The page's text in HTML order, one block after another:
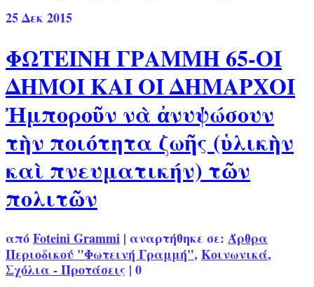
25Δεκ 2015
ΦΩΤΕΙΝΗ ΓΡΑΜΜΗ 65-ΟΙ
ΔΗΜΟΙ ΚΑΙ ΟΙ ΔΗΜΑΡΧΟΙ
Ἠμποροῦν νὰ ἀνυψώσουν
τὴν ποιότητα ζωῆς (ὑλικὴν
καὶ πνευματικήν) τῶν
πολιτῶν
απόFoteini Grammi | αναρτήθηκε σε: Άρθρα
Περιοδικού "Φωτεινή Γραμμή", Κοινωνικά,
Σχόλια - Προτάσεις | 0